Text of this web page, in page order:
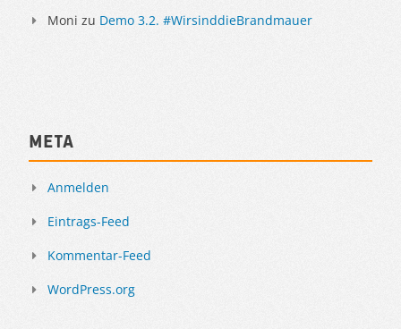
Moni zu Demo 3.2. #WirsinddieBrandmauer
Meta
Anmelden
Eintrags-Feed
Kommentar-Feed
WordPress.org